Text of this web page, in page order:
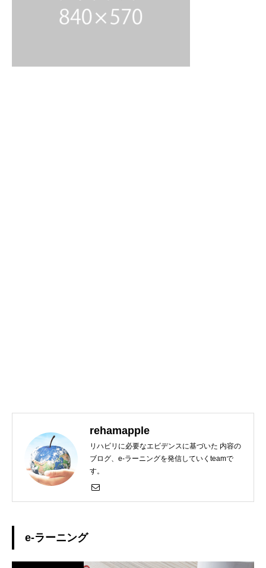
rehamapple
リハビリに必要なエビデンスに基づいた 内容の
ブログ、e-ラーニングを発信していくteamで
す。
e-ラーニング